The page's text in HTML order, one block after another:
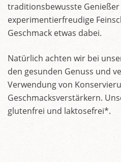
traditionsbewusste
experimentierfreudige
Geschmack etwas dabei.
Natürlich achten wir bei
den gesunden Genuss und
Verwendung von
Geschmacksverstärkern.
glutenfrei und laktosefrei*.